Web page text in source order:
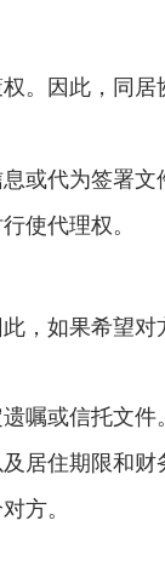
。因此，同居
或代为签署文
使代理权。
，如果希望
嘱或信托文件。
居住期限和财
方。